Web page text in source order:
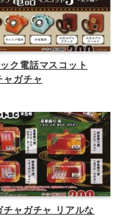
ク電話マスコット
ャガチャ
チャガチャ リアルな